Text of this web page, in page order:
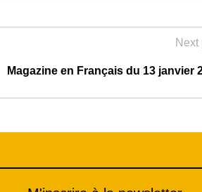
Next
Magazine en Français du 13 janvier